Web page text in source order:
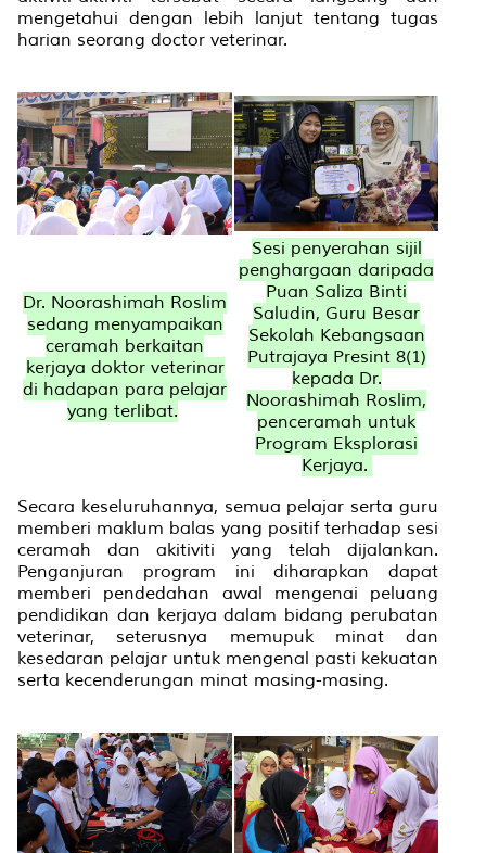
mengetahui dengan lebih lanjut tentang tugas
harian seorang doctor veterinar.
Dr. Noorashimah Roslim
sedang menyampaikan
ceramah berkaitan
kerjaya doktor veterinar
di hadapan para pelajar
yang terlibat.
Sesi penyerahan sijil
penghargaan daripada
Puan Saliza Binti
Saludin, Guru Besar
Sekolah Kebangsaan
Putrajaya Presint 8(1)
kepada Dr.
Noorashimah Roslim,
penceramah untuk
Program Eksplorasi
Kerjaya.
Secara keseluruhannya, semua pelajar serta guru
memberi maklum balas yang positif terhadap sesi
ceramah dan akitiviti yang telah dijalankan.
Penganjuran program ini diharapkan dapat
memberi pendedahan awal mengenai peluang
pendidikan dan kerjaya dalam bidang perubatan
veterinar, seterusnya memupuk minat dan
kesedaran pelajar untuk mengenal pasti kekuatan
serta kecenderungan minat masing-masing.